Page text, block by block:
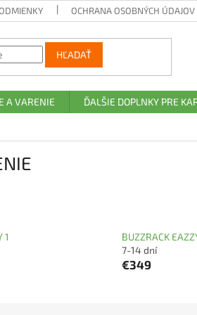
OCHRANA OSOBNÝCH ÚDAJOV
HĽADAŤ
A VARENIE ĎALŠIE DOPLNKY PRE
1
BUZZRACK
7-14 dní
€349